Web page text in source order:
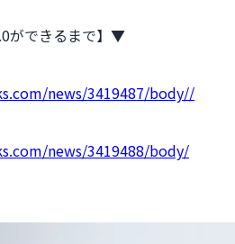
ができるまで】▼
news/3419487/body//
news/3419488/body/